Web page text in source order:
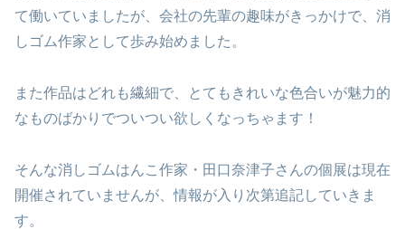
て働いていましたが、会社の先輩の趣味がきっかけで、消
しゴム作家として歩み始めました。
また作品はどれも繊細で、とてもきれいな色合いが魅力的
なものばかりでついつい欲しくなっちゃます！
そんな消しゴムはんこ作家・田口奈津子さんの個展は現在
開催されていませんが、情報が入り次第追記していきま
す。